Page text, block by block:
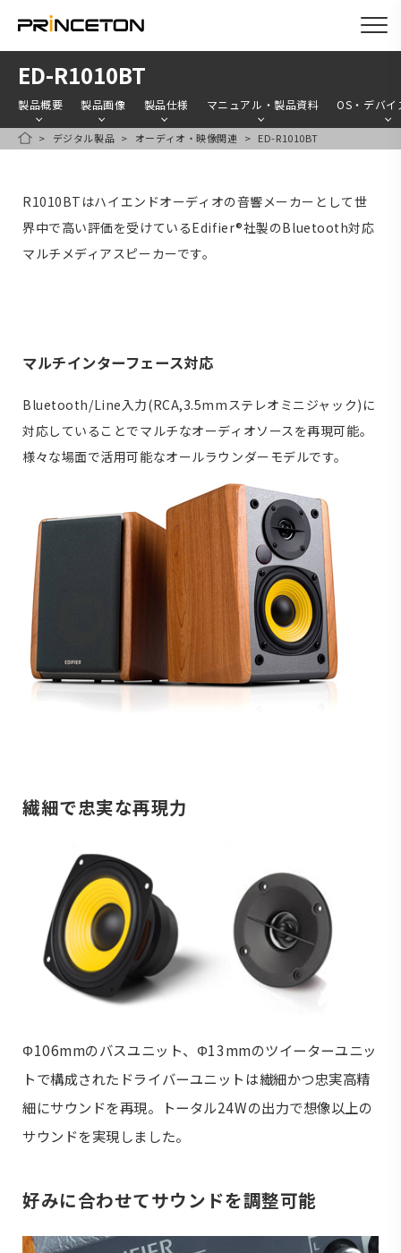
ED-R1010BT
製品概要 製品画像 製品仕様 マニュアル・製品資料 OS・デバイ
HOMEデジタル製品 オーディオ・映像関連 ED-R1010BT
R1010BTはハイエンドオーディオの音響メーカーとして世
界中で高い評価を受けているEdifier®社製のBluetooth対応
マルチメディアスピーカーです。
マルチインターフェース対応
Bluetooth/Line入力(RCA,3.5mmステレオミニジャック)に
対応していることでマルチなオーディオソースを再現可能。
様々な場面で活用可能なオールラウンダーモデルです。
繊細で忠実な再現力
Φ106mmのバスユニット、Φ13mmのツイーターユニッ
トで構成されたドライバーユニットは繊細かつ忠実高精
細にサウンドを再現。トータル24Wの出力で想像以上の
サウンドを実現しました。
好みに合わせてサウンドを調整可能